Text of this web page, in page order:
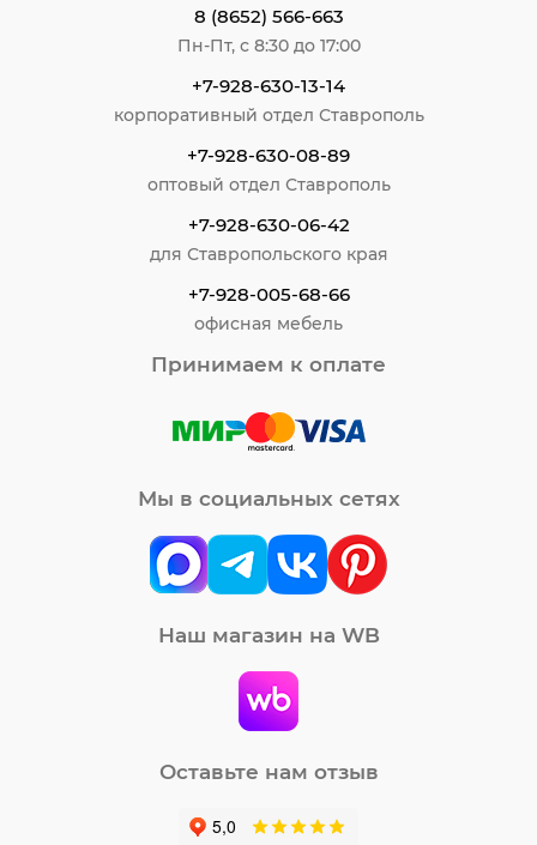
8 (8652) 566-663
Пн-Пт, с 8:30 до 17:00
+7-928-630-13-14
корпоративный отдел Ставрополь
+7-928-630-08-89
оптовый отдел Ставрополь
+7-928-630-06-42
для Ставропольского края
+7-928-005-68-66
офисная мебель
Принимаем к оплате
Мы в социальных сетях
Наш магазин на WB
Оставьте нам отзыв